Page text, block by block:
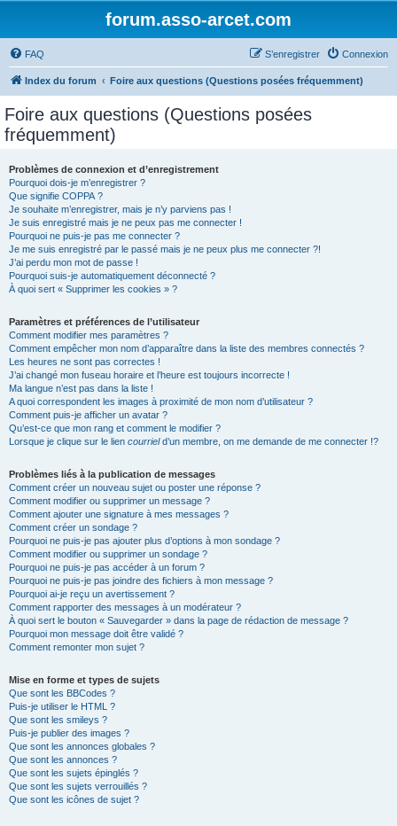
forum.asso-arcet.com
FAQ Connexion
S’enregistrer
Index du forum Foire aux questions (Questions posées fréquemment)
Foire aux questions (Questions posées
fréquemment)
Problèmes de connexion et d’enregistrement
Pourquoi dois-je m’enregistrer ?
Que signifie COPPA ?
Je souhaite m’enregistrer, mais je n’y parviens pas !
Je suis enregistré mais je ne peux pas me connecter !
Pourquoi ne puis-je pas me connecter ?
Je me suis enregistré par le passé mais je ne peux plus me connecter ?!
J’ai perdu mon mot de passe !
Pourquoi suis-je automatiquement déconnecté ?
À quoi sert « Supprimer les cookies » ?
Paramètres et préférences de l’utilisateur
Comment modifier mes paramètres ?
Comment empêcher mon nom d’apparaître dans la liste des membres connectés ?
Les heures ne sont pas correctes !
J’ai changé mon fuseau horaire et l’heure est toujours incorrecte !
Ma langue n’est pas dans la liste !
A quoi correspondent les images à proximité de mon nom d’utilisateur ?
Comment puis-je afficher un avatar ?
Qu’est-ce que mon rang et comment le modifier ?
Lorsque je clique sur le lien courrield’un membre, on me demande de me connecter !?
Problèmes liés à la publication de messages
Comment créer un nouveau sujet ou poster une réponse ?
Comment modifier ou supprimer un message ?
Comment ajouter une signature à mes messages ?
Comment créer un sondage ?
Pourquoi ne puis-je pas ajouter plus d’options à mon sondage ?
Comment modifier ou supprimer un sondage ?
Pourquoi ne puis-je pas accéder à un forum ?
Pourquoi ne puis-je pas joindre des fichiers à mon message ?
Pourquoi ai-je reçu un avertissement ?
Comment rapporter des messages à un modérateur ?
À quoi sert le bouton « Sauvegarder » dans la page de rédaction de message ?
Pourquoi mon message doit être validé ?
Comment remonter mon sujet ?
Mise en forme et types de sujets
Que sont les BBCodes ?
Puis-je utiliser le HTML ?
Que sont les smileys ?
Puis-je publier des images ?
Que sont les annonces globales ?
Que sont les annonces ?
Que sont les sujets épinglés ?
Que sont les sujets verrouillés ?
Que sont les icônes de sujet ?